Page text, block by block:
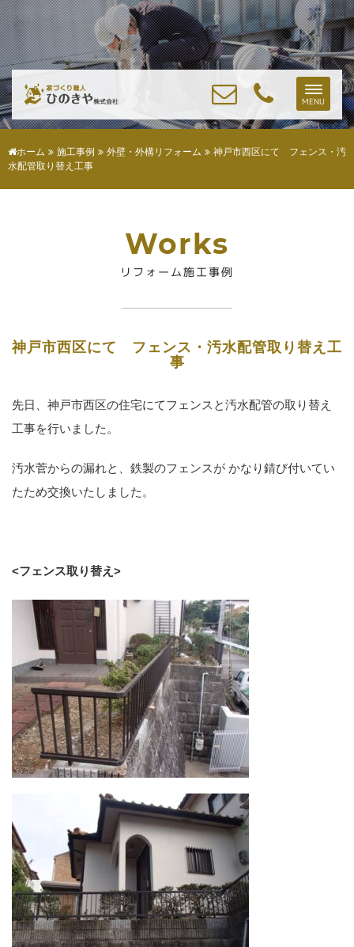
Toggle
MENU
ホーム 施工事例 外壁・外構リフォーム
神戸市西区にて フェンス・汚
水配管取り替え工事
Works
リフォーム施工事例
神戸市西区にて フェンス・汚水配管取り替え工
事
先日、神戸市西区の住宅にてフェンスと汚水配管の取り替え
工事を行いました。
汚水菅からの漏れと、鉄製のフェンスが かなり錆び付いてい
たため交換いたしました。
<フェンス取り替え>